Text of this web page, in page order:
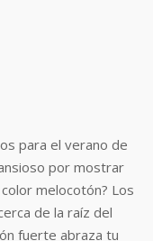
para el verano de
por mostrar
melocotón? Los
de la raíz del
fuerte abraza tu